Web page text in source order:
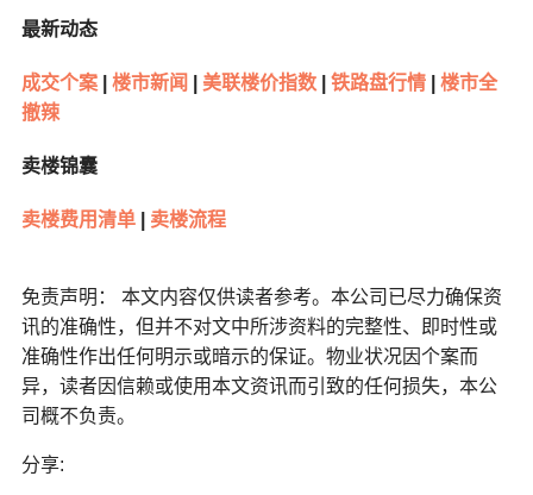
最新动态
成交个案| 楼市新闻 美联楼价指数| 铁路盘行情|
楼市全
撤辣
卖楼锦囊
卖楼费用清单| 卖楼流程
免责声明： 本文内容仅供读者参考。本公司已尽力确保资
讯的准确性，但并不对文中所涉资料的完整性、即时性或
准确性作出任何明示或暗示的保证。物业状况因个案而
异，读者因信赖或使用本文资讯而引致的任何损失，本公
司概不负责。
分享: